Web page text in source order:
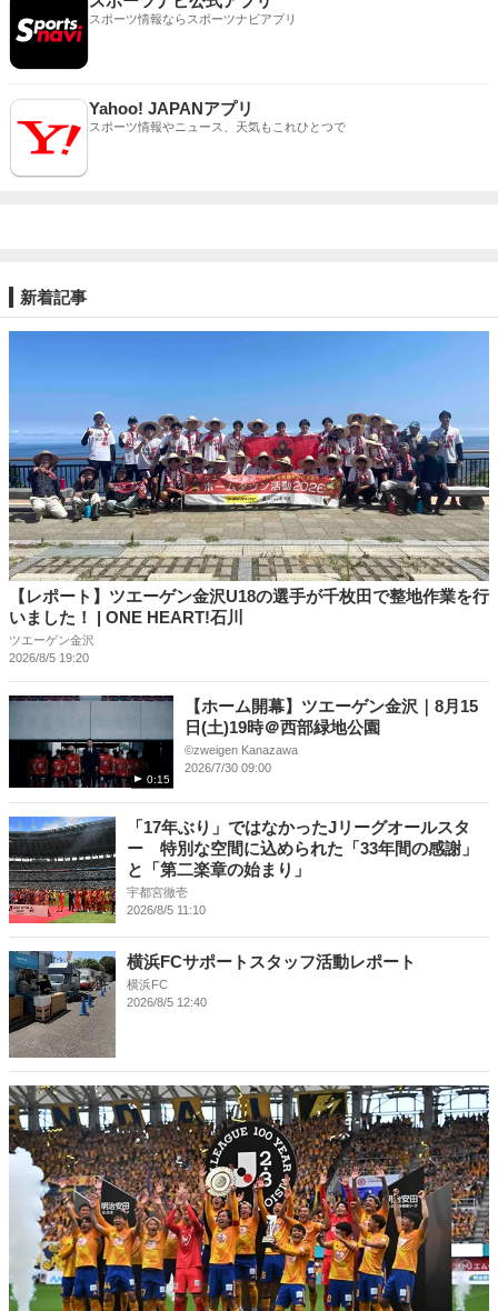
スポーツ情報ならスポーツナビアプリ
Yahoo! JAPANアプリ
スポーツ情報やニュース、天気もこれひとつで
新着記事
【レポート】ツエーゲン金沢U18の選手が千枚田で整地作業を行
いました！ | ONE HEART!石川
ツエーゲン金沢
2026/8/5 19:20
0:15
【ホーム開幕】ツエーゲン金沢｜8月15
日(土)19時＠西部緑地公園
©︎zweigen Kanazawa
2026/7/30 09:00
「17年ぶり」ではなかったJリーグオールスタ
ー 特別な空間に込められた「33年間の感謝」
と「第二楽章の始まり」
宇都宮徹壱
2026/8/5 11:10
横浜FCサポートスタッフ活動レポート
横浜FC
2026/8/5 12:40